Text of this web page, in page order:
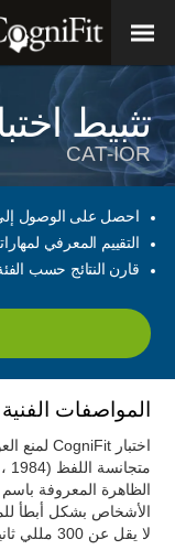
تثبيط
CAT-IOR
احصل على الوصول
التقييم المعرفي
قارن النتائج حسب
المواصفات الفنية
الظاهرة المعروفة
الأشخاص بشكل أبطأ
لا يقل عن 300 مللي ثانية قبل عرض حافز غير ذي صلة بالمهمة.